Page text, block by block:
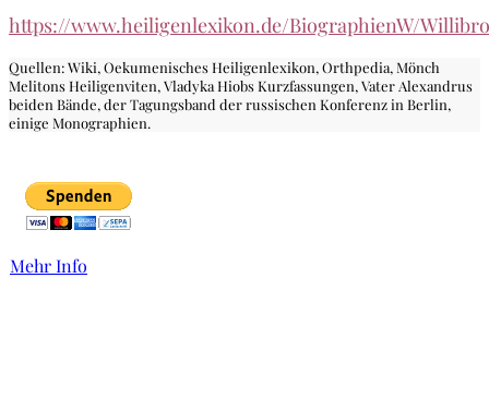
https://www.heiligenlexikon.de/BiographienW/
Quellen: Wiki, Oekumenisches Heiligenlexikon, Orthpedia, Mönch
Melitons Heiligenviten, Vladyka Hiobs Kurzfassungen, Vater Alexandrus
beiden Bände, der Tagungsband der russischen Konferenz in Berlin,
einige Monographien.
Mehr Info